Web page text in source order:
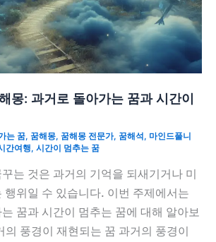
몽: 과거로 돌아가는 꿈과 시간이
는 꿈, 꿈해몽, 꿈해몽 전문가, 꿈해석 , 마인드풀니
간여행, 시간이 멈추는 꿈
는 것은 과거의 기억을 되새기거나 미
행위일 수 있습니다. 이번 주제에서는
꿈과 시간이 멈추는 꿈에 대해 알아보
의 풍경이 재현되는 꿈 과거의 풍경이